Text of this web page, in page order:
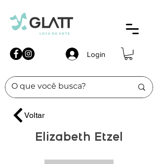
Login
Voltar
Elizabeth Etzel